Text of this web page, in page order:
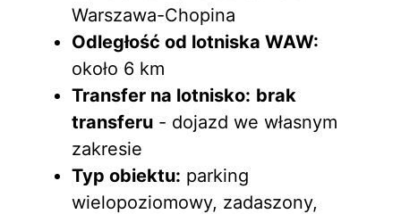
Warszawa-Chopina
Odległość od lotniska WAW:
około 6 km
Transfer na lotnisko: brak
transferu - dojazd we własnym
zakresie
Typ obiektu: parking
wielopoziomowy, zadaszony,